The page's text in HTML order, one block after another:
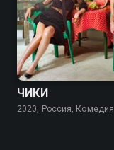
7.7 7.6
ЧИКИ
2020, Россия, Комедия